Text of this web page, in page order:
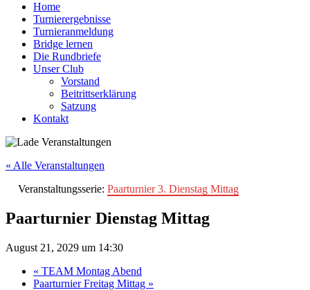
Home
Turnierergebnisse
Turnieranmeldung
Bridge lernen
Die Rundbriefe
Unser Club
Vorstand
Beitrittserklärung
Satzung
Kontakt
« Alle Veranstaltungen
Veranstaltungsserie: Paarturnier 3. Dienstag Mittag
Paarturnier Dienstag Mittag
August 21, 2029 um 14:30
« TEAM Montag Abend
Paarturnier Freitag Mittag »